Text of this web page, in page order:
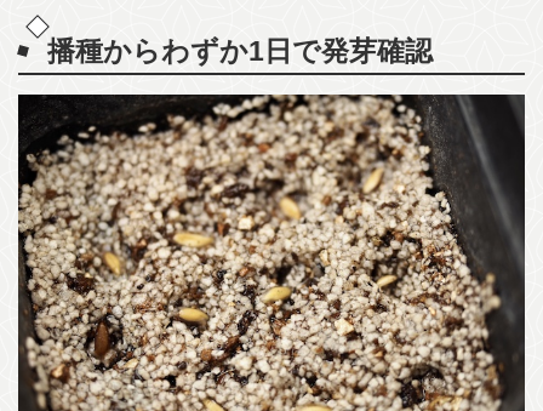
播種からわずか1日で発芽確認